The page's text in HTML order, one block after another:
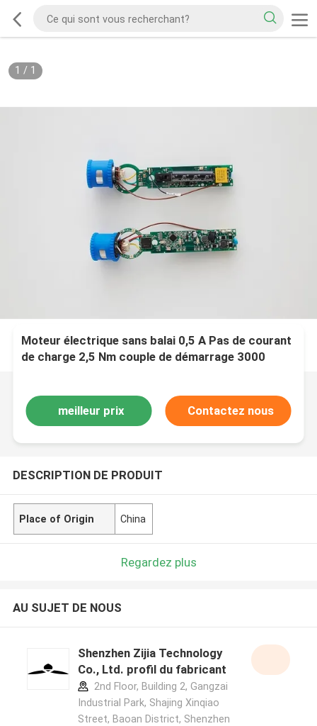
1 / 1
Moteur électrique sans balai 0,5 A Pas de courant
de charge 2,5 Nm couple de démarrage 3000
meilleur prix Contactez nous
DESCRIPTION DE PRODUIT
Place of Origin China
Regardez plus
AU SUJET DE NOUS
Shenzhen Zijia Technology
Co., Ltd. profil du fabricant
2nd Floor, Building 2, Gangzai
Industrial Park, Shajing Xinqiao
Street, Baoan District, Shenzhen